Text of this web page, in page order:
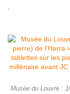
.
Musée du Louvre :